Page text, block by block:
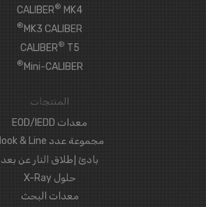
CALIBER®MK4
MK3 CALIBER
®
CALIBER®T5
Mini-CALIBER
®
المنتجات
معدات EOD/IEDD
مجموعة عدد Hook & Line
بادئ إطلاق النار عن بعد
حلول X-Ray
معدات البحث